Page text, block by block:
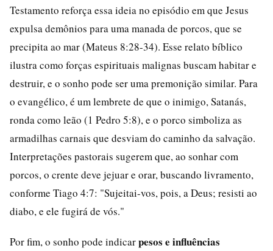
Testamento reforça essa ideia no episódio em que Jesus
expulsa demônios para uma manada de porcos, que se
precipita ao mar (Mateus 8:28-34). Esse relato bíblico
ilustra como forças espirituais malignas buscam habitar e
destruir, e o sonho pode ser uma premonição similar. Para
o evangélico, é um lembrete de que o inimigo, Satanás,
ronda como leão (1 Pedro 5:8), e o porco simboliza as
armadilhas carnais que desviam do caminho da salvação.
Interpretações pastorais sugerem que, ao sonhar com
porcos, o crente deve jejuar e orar, buscando livramento,
conforme Tiago 4:7: "Sujeitai-vos, pois, a Deus; resisti ao
diabo, e ele fugirá de vós."
Por fim, o sonho pode indicarpesos e influências